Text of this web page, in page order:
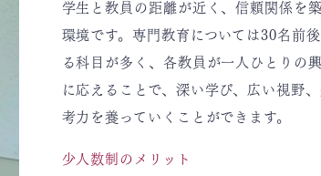
学生と教員の距離が近く、信頼関係を
環境です。専門教育については30名前
る科目が多く、各教員が一人ひとりの
に応えることで、深い学び、広い視野
考力を養っていくことができます。
少人数制のメリット